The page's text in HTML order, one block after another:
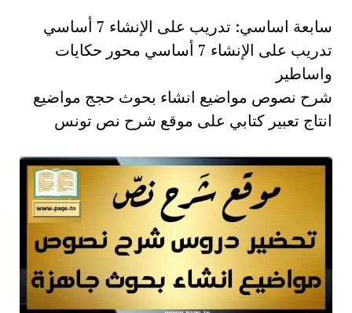
سابعة اساسي: تدريب على الإنشاء 7 أساسي
تدريب على الإنشاء 7 أساسي محور حكايات
واساطير
شرح نصوص مواضيع انشاء بحوث حجج مواضيع
انتاج تعبير كتابي على موقع شرح نص تونس